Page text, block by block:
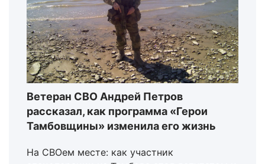
Ветеран СВО Андрей Петров
рассказал, как программа «Герои
Тамбовщины» изменила его жизнь
На СВОем месте: как участник